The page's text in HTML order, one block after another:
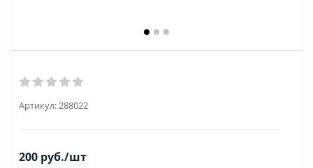
Артикул:288022
200 руб./шт